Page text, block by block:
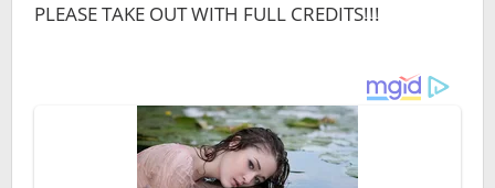
PLEASE TAKE OUT WITH FULL CREDITS!!!